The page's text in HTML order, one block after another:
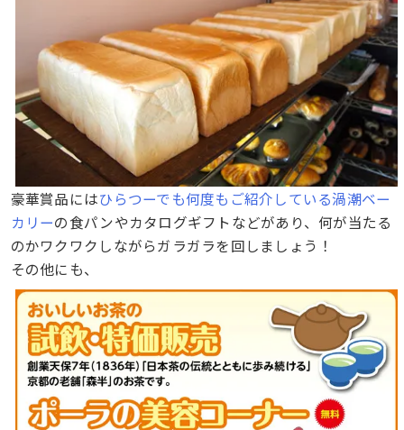
豪華賞品にはひらつーでも何度もご紹介している渦潮ベー
カリーの食パンやカタログギフトなどがあり、何が当たる
のかワクワクしながらガラガラを回しましょう！
その他にも、